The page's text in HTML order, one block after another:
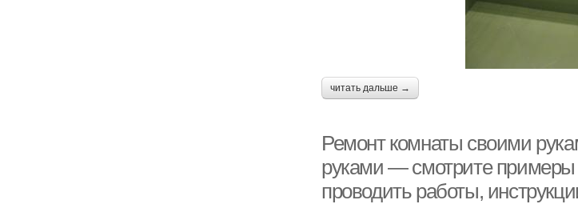
читать дальше →
Ремонт комнаты своими
руками — смотрите примеры
проводить работы,